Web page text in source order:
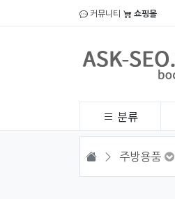
커뮤니티 쇼핑몰
분류
HOME 주방용품